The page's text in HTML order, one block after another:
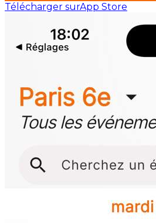
Télécharger surApp Store